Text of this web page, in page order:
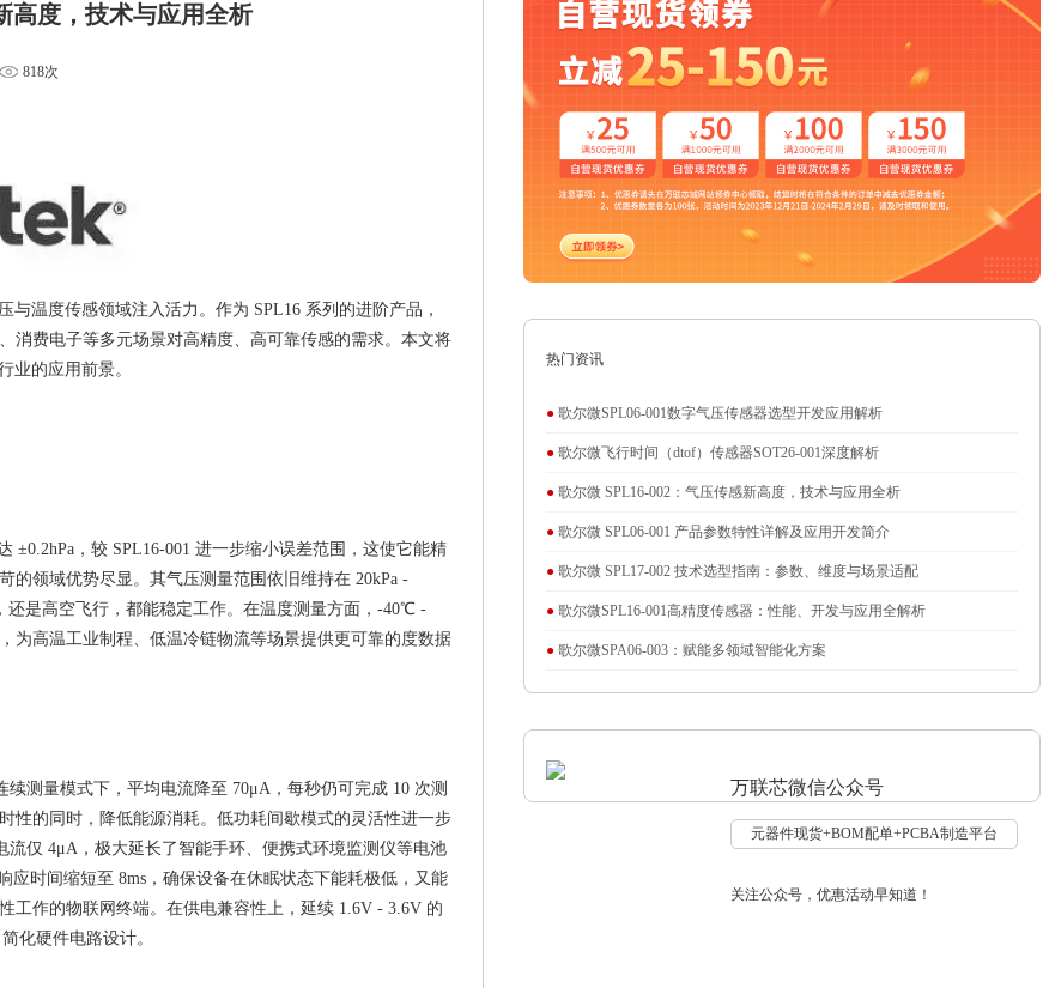
高度，技术与应用全析
818次
与温度传感领域注入活力。作为 SPL16 系列的进阶产品，
消费电子等多元场景对高精度、高可靠传感的需求。本文将
业的应用前景。
±0.2hPa，较 SPL16-001 进一步缩小误差范围，这使它能精
的领域优势尽显。其气压测量范围依旧维持在 20kPa -
还是高空飞行，都能稳定工作。在温度测量方面，-40℃ -
高温工业制程、低温冷链物流等场景提供更可靠的度数据
续测量模式下，平均电流降至 70μA，每秒仍可完成 10 次测
性的同时，降低能源消耗。低功耗间歇模式的灵活性进一步
流仅 4μA，极大延长了智能手环、便携式环境监测仪等电池
时间缩短至 8ms，确保设备在休眠状态下能耗极低，又能
工作的物联网终端。在供电兼容性上，延续 1.6V - 3.6V 的
化硬件电路设计。
热门资讯
● 歌尔微SPL06-001数字气压传感器选型开发应用解析
● 歌尔微飞行时间（dtof）传感器SOT26-001深度解析
● 歌尔微 SPL16-002：气压传感新高度，技术与应用全析
● 歌尔微 SPL06-001 产品参数特性详解及应用开发简介
● 歌尔微 SPL17-002 技术选型指南：参数、维度与场景适配
● 歌尔微SPL16-001高精度传感器：性能、开发与应用全解析
● 歌尔微SPA06-003：赋能多领域智能化方案
万联芯微信公众号
元器件现货+BOM配单+PCBA制造平台
关注公众号，优惠活动早知道！